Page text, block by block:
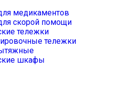
медикаментов
скорой помощи
тележки
тележки
шкафы